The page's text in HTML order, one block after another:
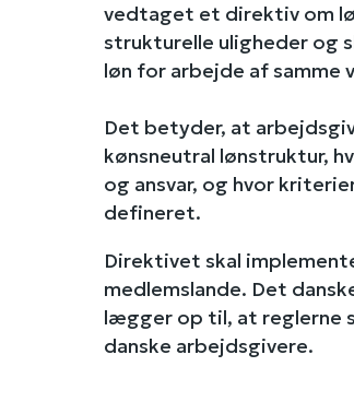
vedtaget et direktiv om
strukturelle uligheder og
løn for arbejde af samme
Det betyder, at
kønsneutral lønstruktur,
og ansvar, og hvor
defineret.
Direktivet skal
medlemslande. Det
lægger op til, at reglerne
danske arbejdsgivere.